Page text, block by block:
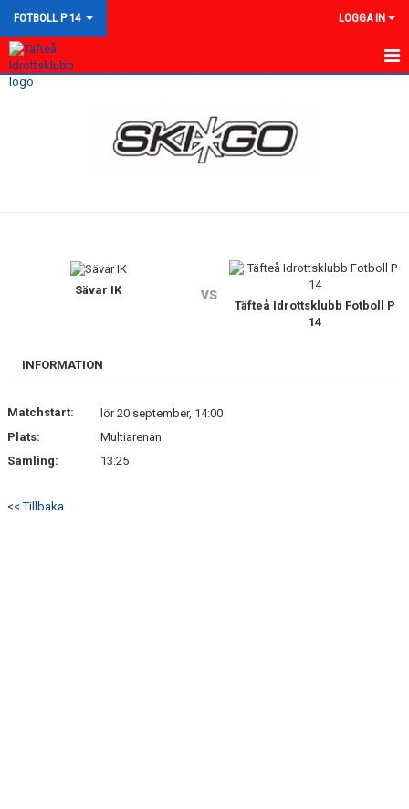
FOTBOLL P 14 LOGGA IN
HEM
BILDGALLERI
KONTAKT
Sävar IK vs
Täfteå Idrottsklubb Fotboll P
14
INFORMATION
Matchstart:
lör 20 september, 14:00
Plats:
Multiarenan
Samling:
13:25
<< Tillbaka